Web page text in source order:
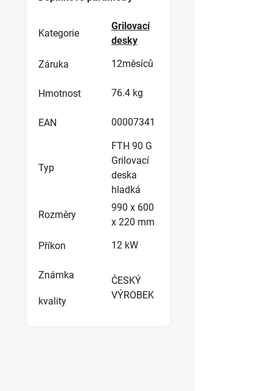
Kategorie
Grilovací
desky
Záruka 12měsíců
Hmotnost 76.4 kg
EAN 00007341
Typ
FTH 90 G
Grilovací
deska
hladká
Rozměry
990 x 600
x 220 mm
Příkon 12 kW
Známka
kvality
ČESKÝ
VÝROBEK